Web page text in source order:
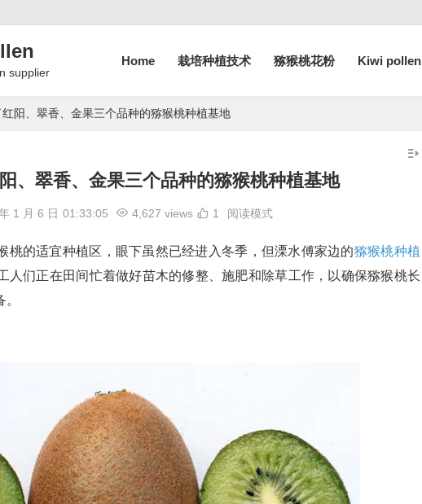
supplier
Home 栽培种植技术 猕猴桃花粉 Kiwi pollen
阳、翠香、金果三个品种的猕猴桃种植基地
、翠香、金果三个品种的猕猴桃种植基地
1 月 6 日 01:33:05 4,627 views 1 阅读模式
桃的适宜种植区，眼下虽然已经进入冬季，但溧水傅家边的猕猴桃种植
人们正在田间忙着做好苗木的修整、施肥和除草工作，以确保猕猴桃长